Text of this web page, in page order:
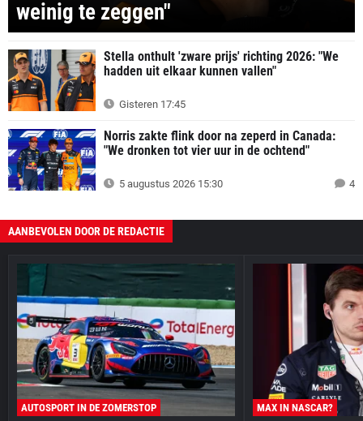
weinig te zeggen"
Stella onthult 'zware prijs' richting 2026: "We
hadden uit elkaar kunnen vallen"
Gisteren 17:45
Norris zakte flink door na zeperd in Canada:
"We dronken tot vier uur in de ochtend"
5 augustus 2026 15:30 4
AANBEVOLEN DOOR DE REDACTIE
AUTOSPORT IN DE ZOMERSTOP MAX IN NASCAR?